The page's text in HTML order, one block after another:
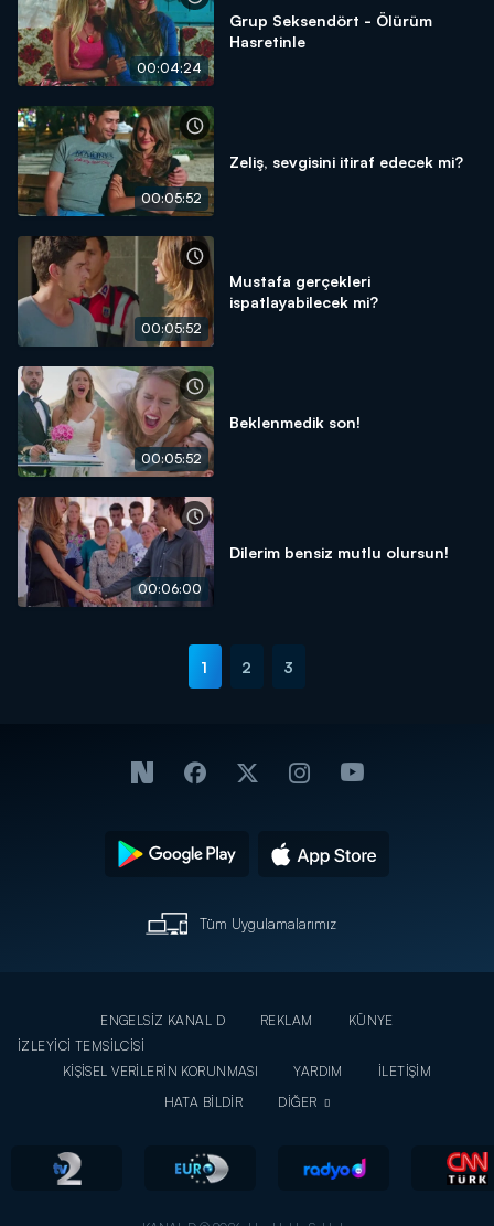
00:04:24
Grup Seksendört - Ölürüm
Hasretinle
00:05:52
Zeliş, sevgisini itiraf edecek mi?
00:05:52
Mustafa gerçekleri
ispatlayabilecek mi?
00:05:52
Beklenmedik son!
00:06:00
Dilerim bensiz mutlu olursun!
1 2 3
Tüm Uygulamalarımız
ENGELSİZ KANAL D REKLAM
KÜNYE
İZLEYİCİ TEMSİLCİSİ
KİŞİSEL VERİLERİN KORUNMASI
YARDIM
İLETİŞİM
HATA BİLDİR
DİĞER